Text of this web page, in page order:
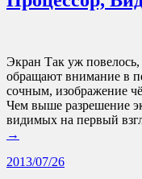
Экран Так уж
обращают внимание в
сочным, изображение
Чем выше разрешение
видимых на первый
→
2013/07/26